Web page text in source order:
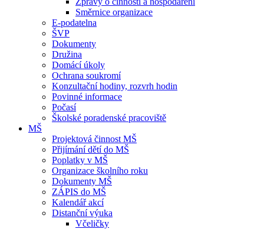
Směrnice organizace
E-podatelna
ŠVP
Dokumenty
Družina
Domácí úkoly
Ochrana soukromí
Konzultační hodiny, rozvrh hodin
Povinné informace
Počasí
Školské poradenské pracoviště
MŠ
Projektová činnost MŠ
Přijímání dětí do MŠ
Poplatky v MŠ
Organizace školního roku
Dokumenty MŠ
ZÁPIS do MŠ
Kalendář akcí
Distanční výuka
Včeličky